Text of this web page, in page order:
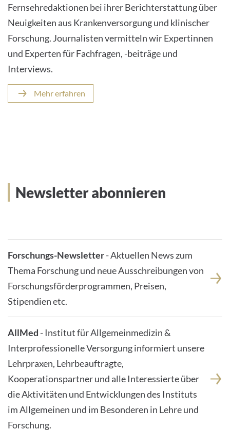
Fernsehredaktionen bei ihrer Berichterstattung über
Neuigkeiten aus Krankenversorgung und klinischer
Forschung. Journalisten vermitteln wir Expertinnen
und Experten für Fachfragen, -beiträge und
Interviews.
Mehr erfahren
Newsletter abonnieren
Forschungs-Newsletter- Aktuellen News zum
Thema Forschung und neue Ausschreibungen von
Forschungsförderprogrammen, Preisen,
Stipendien etc.
AllMed - Institut für Allgemeinmedizin &
Interprofessionelle Versorgung informiert unsere
Lehrpraxen, Lehrbeauftragte,
Kooperationspartner und alle Interessierte über
die Aktivitäten und Entwicklungen des Instituts
im Allgemeinen und im Besonderen in Lehre und
Forschung.